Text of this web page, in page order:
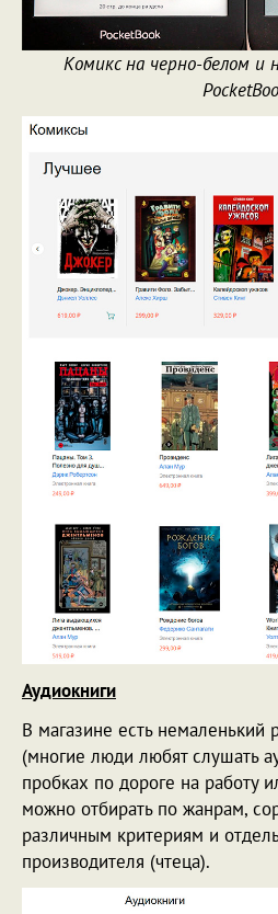
Комикс на черно-белом и
Аудиокниги
В магазине есть немаленький
(многие люди любят слушать
пробках по дороге на работу
можно отбирать по жанрам,
различным критериям и
производителя (чтеца).